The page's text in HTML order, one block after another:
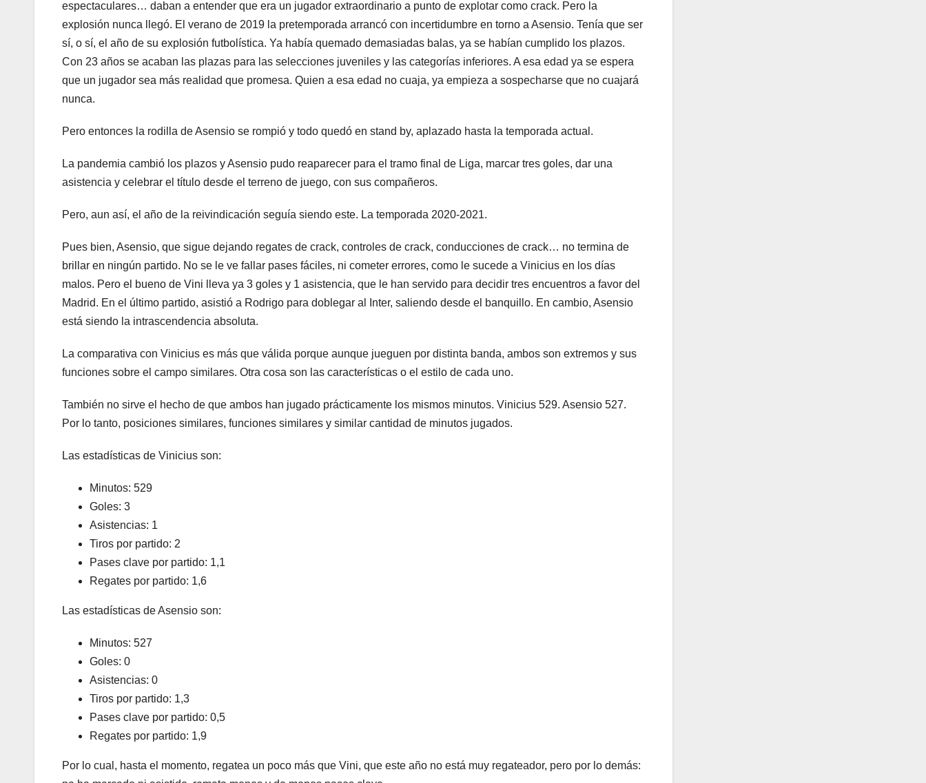
espectaculares… daban a entender que era un jugador extraordinario a punto de explotar como crack. Pero la
explosión nunca llegó. El verano de 2019 la pretemporada arrancó con incertidumbre en torno a Asensio. Tenía que ser
sí, o sí, el año de su explosión futbolística. Ya había quemado demasiadas balas, ya se habían cumplido los plazos.
Con 23 años se acaban las plazas para las selecciones juveniles y las categorías inferiores. A esa edad ya se espera
que un jugador sea más realidad que promesa. Quien a esa edad no cuaja, ya empieza a sospecharse que no cuajará
nunca.
Pero entonces la rodilla de Asensio se rompió y todo quedó en stand by, aplazado hasta la temporada actual.
La pandemia cambió los plazos y Asensio pudo reaparecer para el tramo final de Liga, marcar tres goles, dar una
asistencia y celebrar el título desde el terreno de juego, con sus compañeros.
Pero, aun así, el año de la reivindicación seguía siendo este. La temporada 2020-2021.
Pues bien, Asensio, que sigue dejando regates de crack, controles de crack, conducciones de crack… no termina de
brillar en ningún partido. No se le ve fallar pases fáciles, ni cometer errores, como le sucede a Vinicius en los días
malos. Pero el bueno de Vini lleva ya 3 goles y 1 asistencia, que le han servido para decidir tres encuentros a favor del
Madrid. En el último partido, asistió a Rodrigo para doblegar al Inter, saliendo desde el banquillo. En cambio, Asensio
está siendo la intrascendencia absoluta.
La comparativa con Vinicius es más que válida porque aunque jueguen por distinta banda, ambos son extremos y sus
funciones sobre el campo similares. Otra cosa son las características o el estilo de cada uno.
También no sirve el hecho de que ambos han jugado prácticamente los mismos minutos. Vinicius 529. Asensio 527.
Por lo tanto, posiciones similares, funciones similares y similar cantidad de minutos jugados.
Las estadísticas de Vinicius son:
Minutos: 529
Goles: 3
Asistencias: 1
Tiros por partido: 2
Pases clave por partido: 1,1
Regates por partido: 1,6
Las estadísticas de Asensio son:
Minutos: 527
Goles: 0
Asistencias: 0
Tiros por partido: 1,3
Pases clave por partido: 0,5
Regates por partido: 1,9
Por lo cual, hasta el momento, regatea un poco más que Vini, que este año no está muy regateador, pero por lo demás: